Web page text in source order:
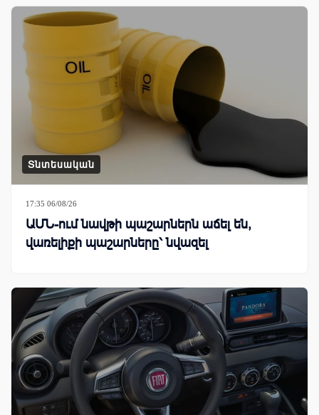
Տնտեսական
17:35 06/08/26
ԱՄՆ-ում նավթի պաշարներն աճել են,
վառելիքի պաշարները՝ նվազել